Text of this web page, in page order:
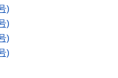
)
)
)
)